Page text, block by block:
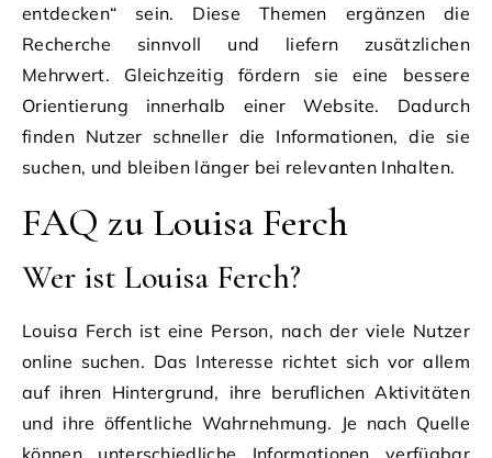
entdecken“ sein. Diese Themen ergänzen die
Recherche sinnvoll und liefern zusätzlichen
Mehrwert. Gleichzeitig fördern sie eine bessere
Orientierung innerhalb einer Website. Dadurch
finden Nutzer schneller die Informationen, die sie
suchen, und bleiben länger bei relevanten Inhalten.
FAQ zu Louisa Ferch
Wer ist Louisa Ferch?
Louisa Ferch ist eine Person, nach der viele Nutzer
online suchen. Das Interesse richtet sich vor allem
auf ihren Hintergrund, ihre beruflichen Aktivitäten
und ihre öffentliche Wahrnehmung. Je nach Quelle
können unterschiedliche Informationen verfügbar